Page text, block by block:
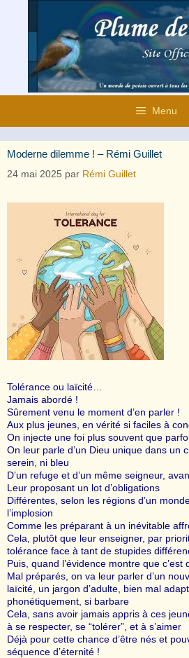
contenu
Menu
Moderne dilemme ! – Rémi Guillet
24 mai 2025 par Rémi Guillet
Tolérance ou laïcité…
Jamais abordé !
Sûrement venu le moment d’en parler !
Aux plus jeunes, en vérité si faciles à
On injecte une foi plus souvent que
On leur parle d’un Dieu unique dans un
serein, ni bleu
D’un refuge et d’un même seigneur,
Leur proposant un lot d’obligations
Différentes, selon les régions d’un
l’implosion
Comme les préparant à un inévitable
Cela, plutôt que leur enseigner, par
tolérance face à tant de stupides
Puis, quand l’évidence montre que c’est
Mal préparés, on va leur parler d’un
laïcité, un jargon d’adulte, bien mal
phonétiquement, si barbare
Cela, sans avoir jamais appris à ces
à se respecter, se “tolérer”, et à s’aimer
Déjà pour cette chance d’être nés et
séquence d’éternité !